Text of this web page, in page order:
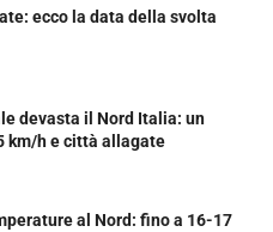
ecco la data della svolta
devasta il Nord Italia: un
km/h e città allagate
al Nord: fino a 16-17